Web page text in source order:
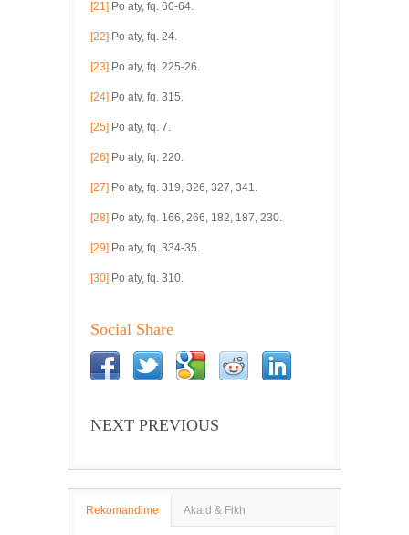
[21] Po aty, fq. 60-64.
[22] Po aty, fq. 24.
[23] Po aty, fq. 225-26.
[24] Po aty, fq. 315.
[25] Po aty, fq. 7.
[26] Po aty, fq. 220.
[27] Po aty, fq. 319, 326, 327, 341.
[28] Po aty, fq. 166, 266, 182, 187, 230.
[29] Po aty, fq. 334-35.
[30] Po aty, fq. 310.
Social Share
NEXT PREVIOUS
Rekomandime Akaid & Fikh